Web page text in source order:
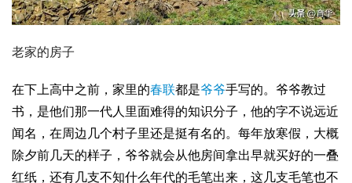
老家的房子
在下上高中之前，家里的春联都是爷爷手写的。爷爷教过
书，是他们那一代人里面难得的知识分子，他的字不说远近
闻名，在周边几个村子里还是挺有名的。每年放寒假，大概
除夕前几天的样子，爷爷就会从他房间拿出早就买好的一叠
红纸，还有几支不知什么年代的毛笔出来，这几支毛笔也不